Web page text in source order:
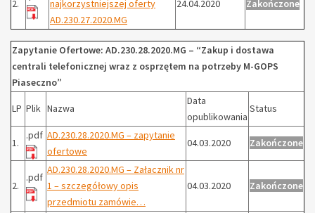
2.
najkorzystniejszej oferty
AD.230.27.2020.MG
24.04.2020 Zakończone
Zapytanie Ofertowe: AD.230.28.2020.MG – “Zakup i dostawa
centrali telefonicznej wraz z osprzętem na potrzeby M-GOPS
Piaseczno”
LP Plik Nazwa
Data
opublikowania
Status
1.
.pdf AD.230.28.2020.MG – zapytanie
ofertowe
04.03.2020 Zakończone
2.
.pdf
AD.230.28.2020.MG – Załacznik nr
1 – szczegółowy opis
przedmiotu zamówie…
04.03.2020 Zakończone